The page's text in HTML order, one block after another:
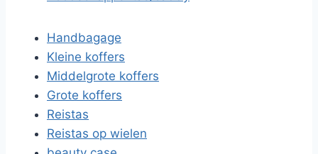
Handbagage
Kleine koffers
Middelgrote koffers
Grote koffers
Reistas
Reistas op wielen